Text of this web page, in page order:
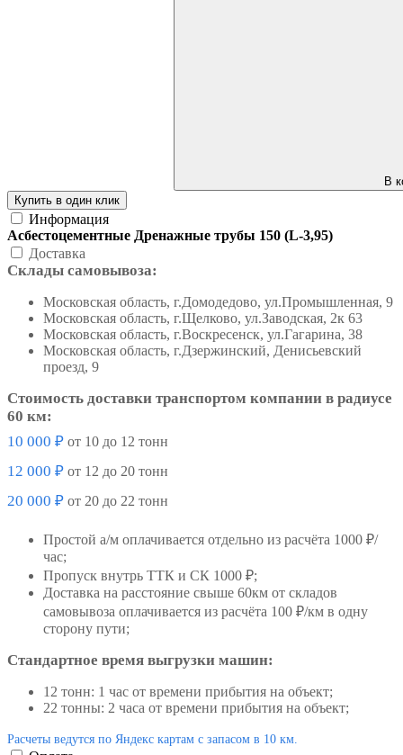
В
Купить в один клик
Информация
Асбестоцементные Дренажные трубы 150 (L-3,95)
Доставка
Склады самовывоза:
Московская область, г.Домодедово, ул.Промышленная, 9
Московская область, г.Щелково, ул.Заводская, 2к 63
Московская область, г.Воскресенск, ул.Гагарина, 38
Московская область, г.Дзержинский, Денисьевский
проезд, 9
Стоимость доставки транспортом компании в радиусе
60 км:
10 000 ₽ от 10 до 12 тонн
12 000 ₽ от 12 до 20 тонн
20 000 ₽ от 20 до 22 тонн
Простой а/м оплачивается отдельно из расчёта 1000 ₽/
час;
Пропуск внутрь ТТК и СК 1000 ₽;
Доставка на расстояние свыше 60км от складов
самовывоза оплачивается из расчёта 100 ₽/км в одну
сторону пути;
Стандартное время выгрузки машин:
12 тонн: 1 час от времени прибытия на объект;
22 тонны: 2 часа от времени прибытия на объект;
Расчеты ведутся по Яндекс картам с запасом в 10 км.